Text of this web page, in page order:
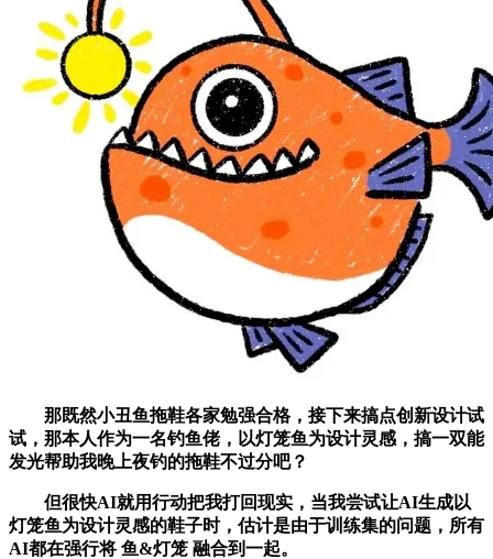
那既然小丑鱼拖鞋各家勉强合格，接下来搞点创新设计试
试，那本人作为一名钓鱼佬，以灯笼鱼为设计灵感，搞一双能
发光帮助我晚上夜钓的拖鞋不过分吧？
但很快AI就用行动把我打回现实，当我尝试让AI生成以
灯笼鱼为设计灵感的鞋子时，估计是由于训练集的问题，所有
AI都在强行将 鱼&灯笼 融合到一起。